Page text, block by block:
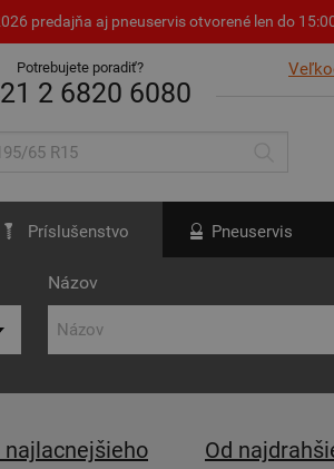
predajňa aj pneuservis otvorené len do
Potrebujete poradiť?
2 6820 6080
Príslušenstvo Pneuservis
Názov
najlacnejšieho Od